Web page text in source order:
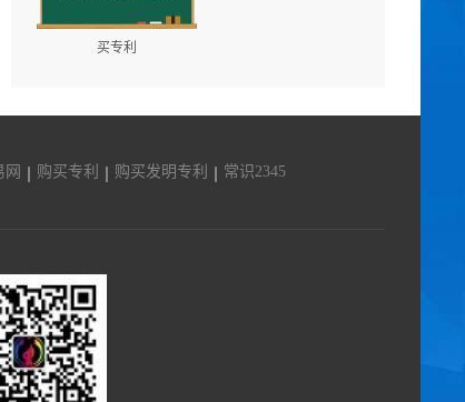
买专利
网 购买专利 购买发明专利 常识2345